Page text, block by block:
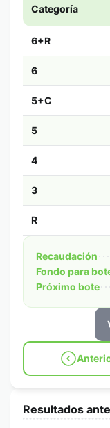
Categoría
6+R
6
5+C
5
4
3
R
Recaudación
Fondo para
Próximo bote
Resultados